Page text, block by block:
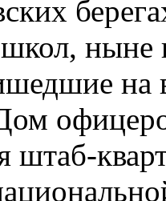
школ,
на
штаб-